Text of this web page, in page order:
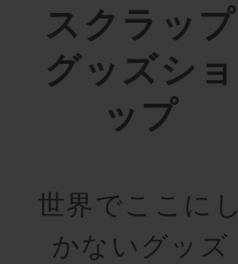
スクラップ
グッズショ
ップ
世界でここにし
かないグッズ